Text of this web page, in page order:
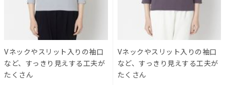
Vネックやスリット入りの袖口
など、すっきり見えする工夫が
たくさん
Vネックやスリット入りの袖口
など、すっきり見えする工夫が
たくさん